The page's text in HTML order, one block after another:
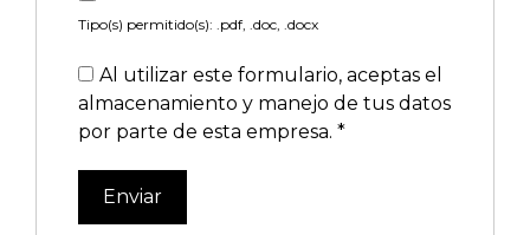
Tipo(s) permitido(s): .pdf, .doc, .docx
Al utilizar este formulario, aceptas el
almacenamiento y manejo de tus datos
por parte de esta empresa. *